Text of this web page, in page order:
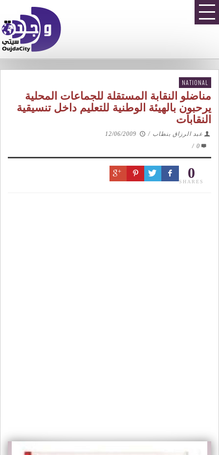
NATIONAL
مناضلو النقابة المستقلة للجماعات المحلية
يرحبون بالهيئة الوطنية للتعليم داخل تنسيقية
النقابات
عبد الرزاق بنطاب /
12/06/2009
0
/
0
SHARES